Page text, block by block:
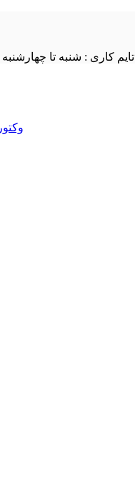
تایم کاری : شنبه تا چهارشنبه 9 - 21
وکتور